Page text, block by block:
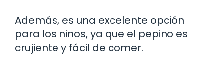
Además, es una excelente opción
para los niños, ya que el pepino es
crujiente y fácil de comer.